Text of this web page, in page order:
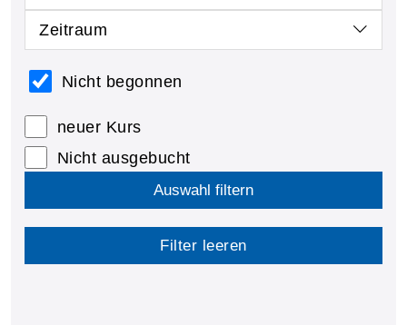
Zeitraum
Nicht begonnen
neuer Kurs
Nicht ausgebucht
Auswahl filtern
Filter leeren